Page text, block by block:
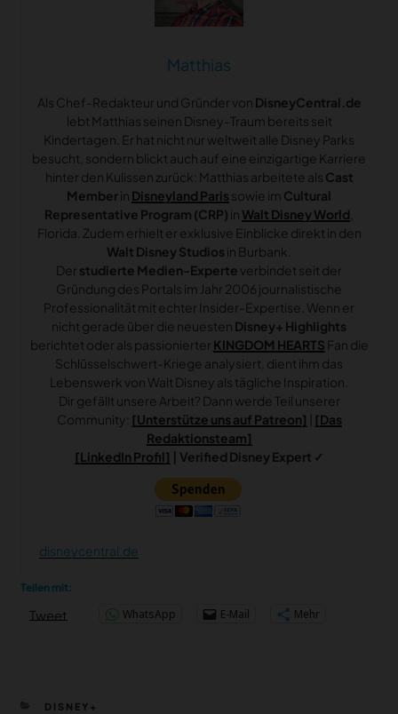
Matthias
Als Chef-Redakteur und Gründer von DisneyCentral.de
lebt Matthias seinen Disney-Traum bereits seit
Kindertagen. Er hat nicht nur weltweit alle Disney Parks
besucht, sondern blickt auch auf eine einzigartige Karriere
hinter den Kulissen zurück: Matthias arbeitete als Cast
Memberin Disneyland Paris sowie im Cultural
Representative Program (CRP) in Walt Disney World
Florida. Zudem erhielt er exklusive Einblicke direkt in den
Walt Disney Studios in Burbank.
Der studierte Medien-Experte verbindet seit der
Gründung des Portals im Jahr 2006 journalistische
Professionalität mit echter Insider-Expertise. Wenn er
nicht gerade über die neuesten Disney+ Highlights
berichtet oder als passionierter KINGDOM HEARTS Fan die
Schlüsselschwert-Kriege analysiert, dient ihm das
Lebenswerk von Walt Disney als tägliche Inspiration.
Dir gefällt unsere Arbeit? Dann werde Teil unserer
Community: [Unterstütze uns auf Patreon]
[Das
Redaktionsteam]
[LinkedIn Profil] | Verified Disney Expert ✓
disneycentral.de
Teilen mit:
Tweet WhatsApp E-Mail Mehr
KATEGORIEN
DISNEY+